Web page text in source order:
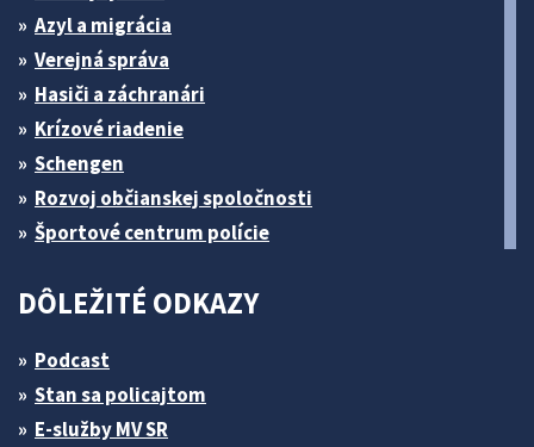
Azyl a migrácia
Verejná správa
Hasiči a záchranári
Krízové riadenie
Schengen
Rozvoj občianskej spoločnosti
Športové centrum polície
DÔLEŽITÉ ODKAZY
Podcast
Stan sa policajtom
E-služby MV SR